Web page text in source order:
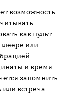
возможность
как пульт
или
и время
запомнить —
или встреча